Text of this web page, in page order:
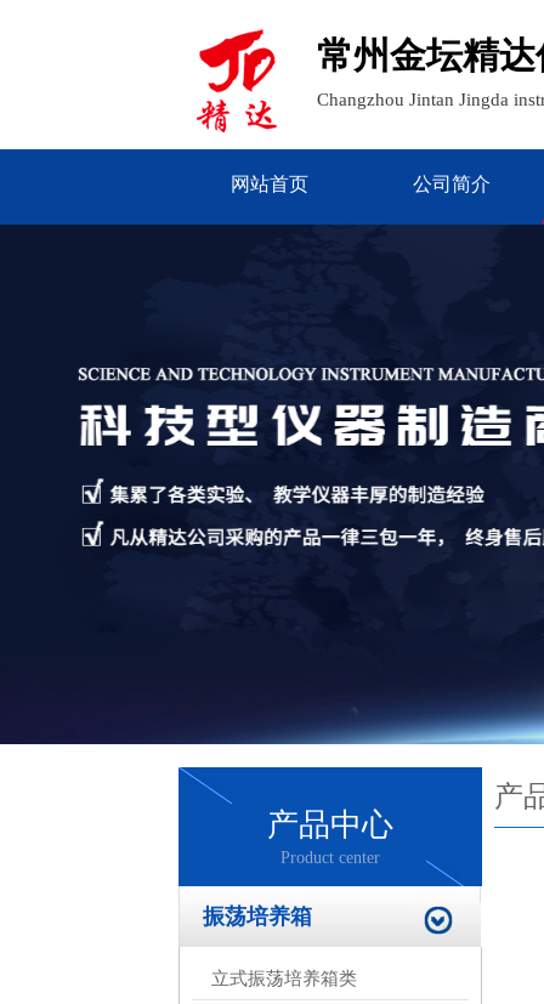
常州金坛精
Changzhou Jintan Jingda
网站首页 公司简介
产品中心
Product center
振荡培养箱
立式振荡培养箱类
产